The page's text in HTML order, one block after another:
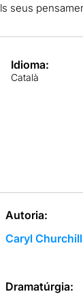
seus
Idioma:
Català
Autoria:
Caryl Churchill
Dramatúrgia: